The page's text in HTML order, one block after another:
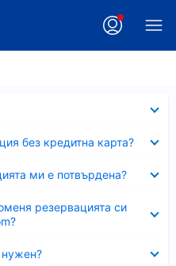
без кредитна карта?
ми е потвърдена?
резервацията си